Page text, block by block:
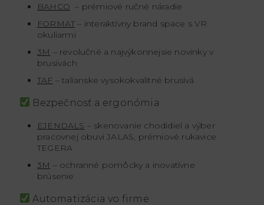
BAHCO – prémiové ručné náradie
FORMAT – interaktívny brand space s VR
okuliarmi
3M – revolučné a najvýkonnejsie novinky v
brusivách
TAF – talianske vysokokvalitné brusivá
Bezpečnosť a ergonómia
EJENDALS – skenovanie chodidiel a výber
pracovnej obuvi JALAS, prémiové rukavice
TEGERA
3M – ochranné pomôcky a inovatívne
brúsenie
Automatizácia vo firme